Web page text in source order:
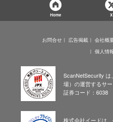
Home X
お問合せ 広告掲載 会社概
個人情
ScanNetSecurity
場）の運営するサー
証券コード：6038
株式会社イードは